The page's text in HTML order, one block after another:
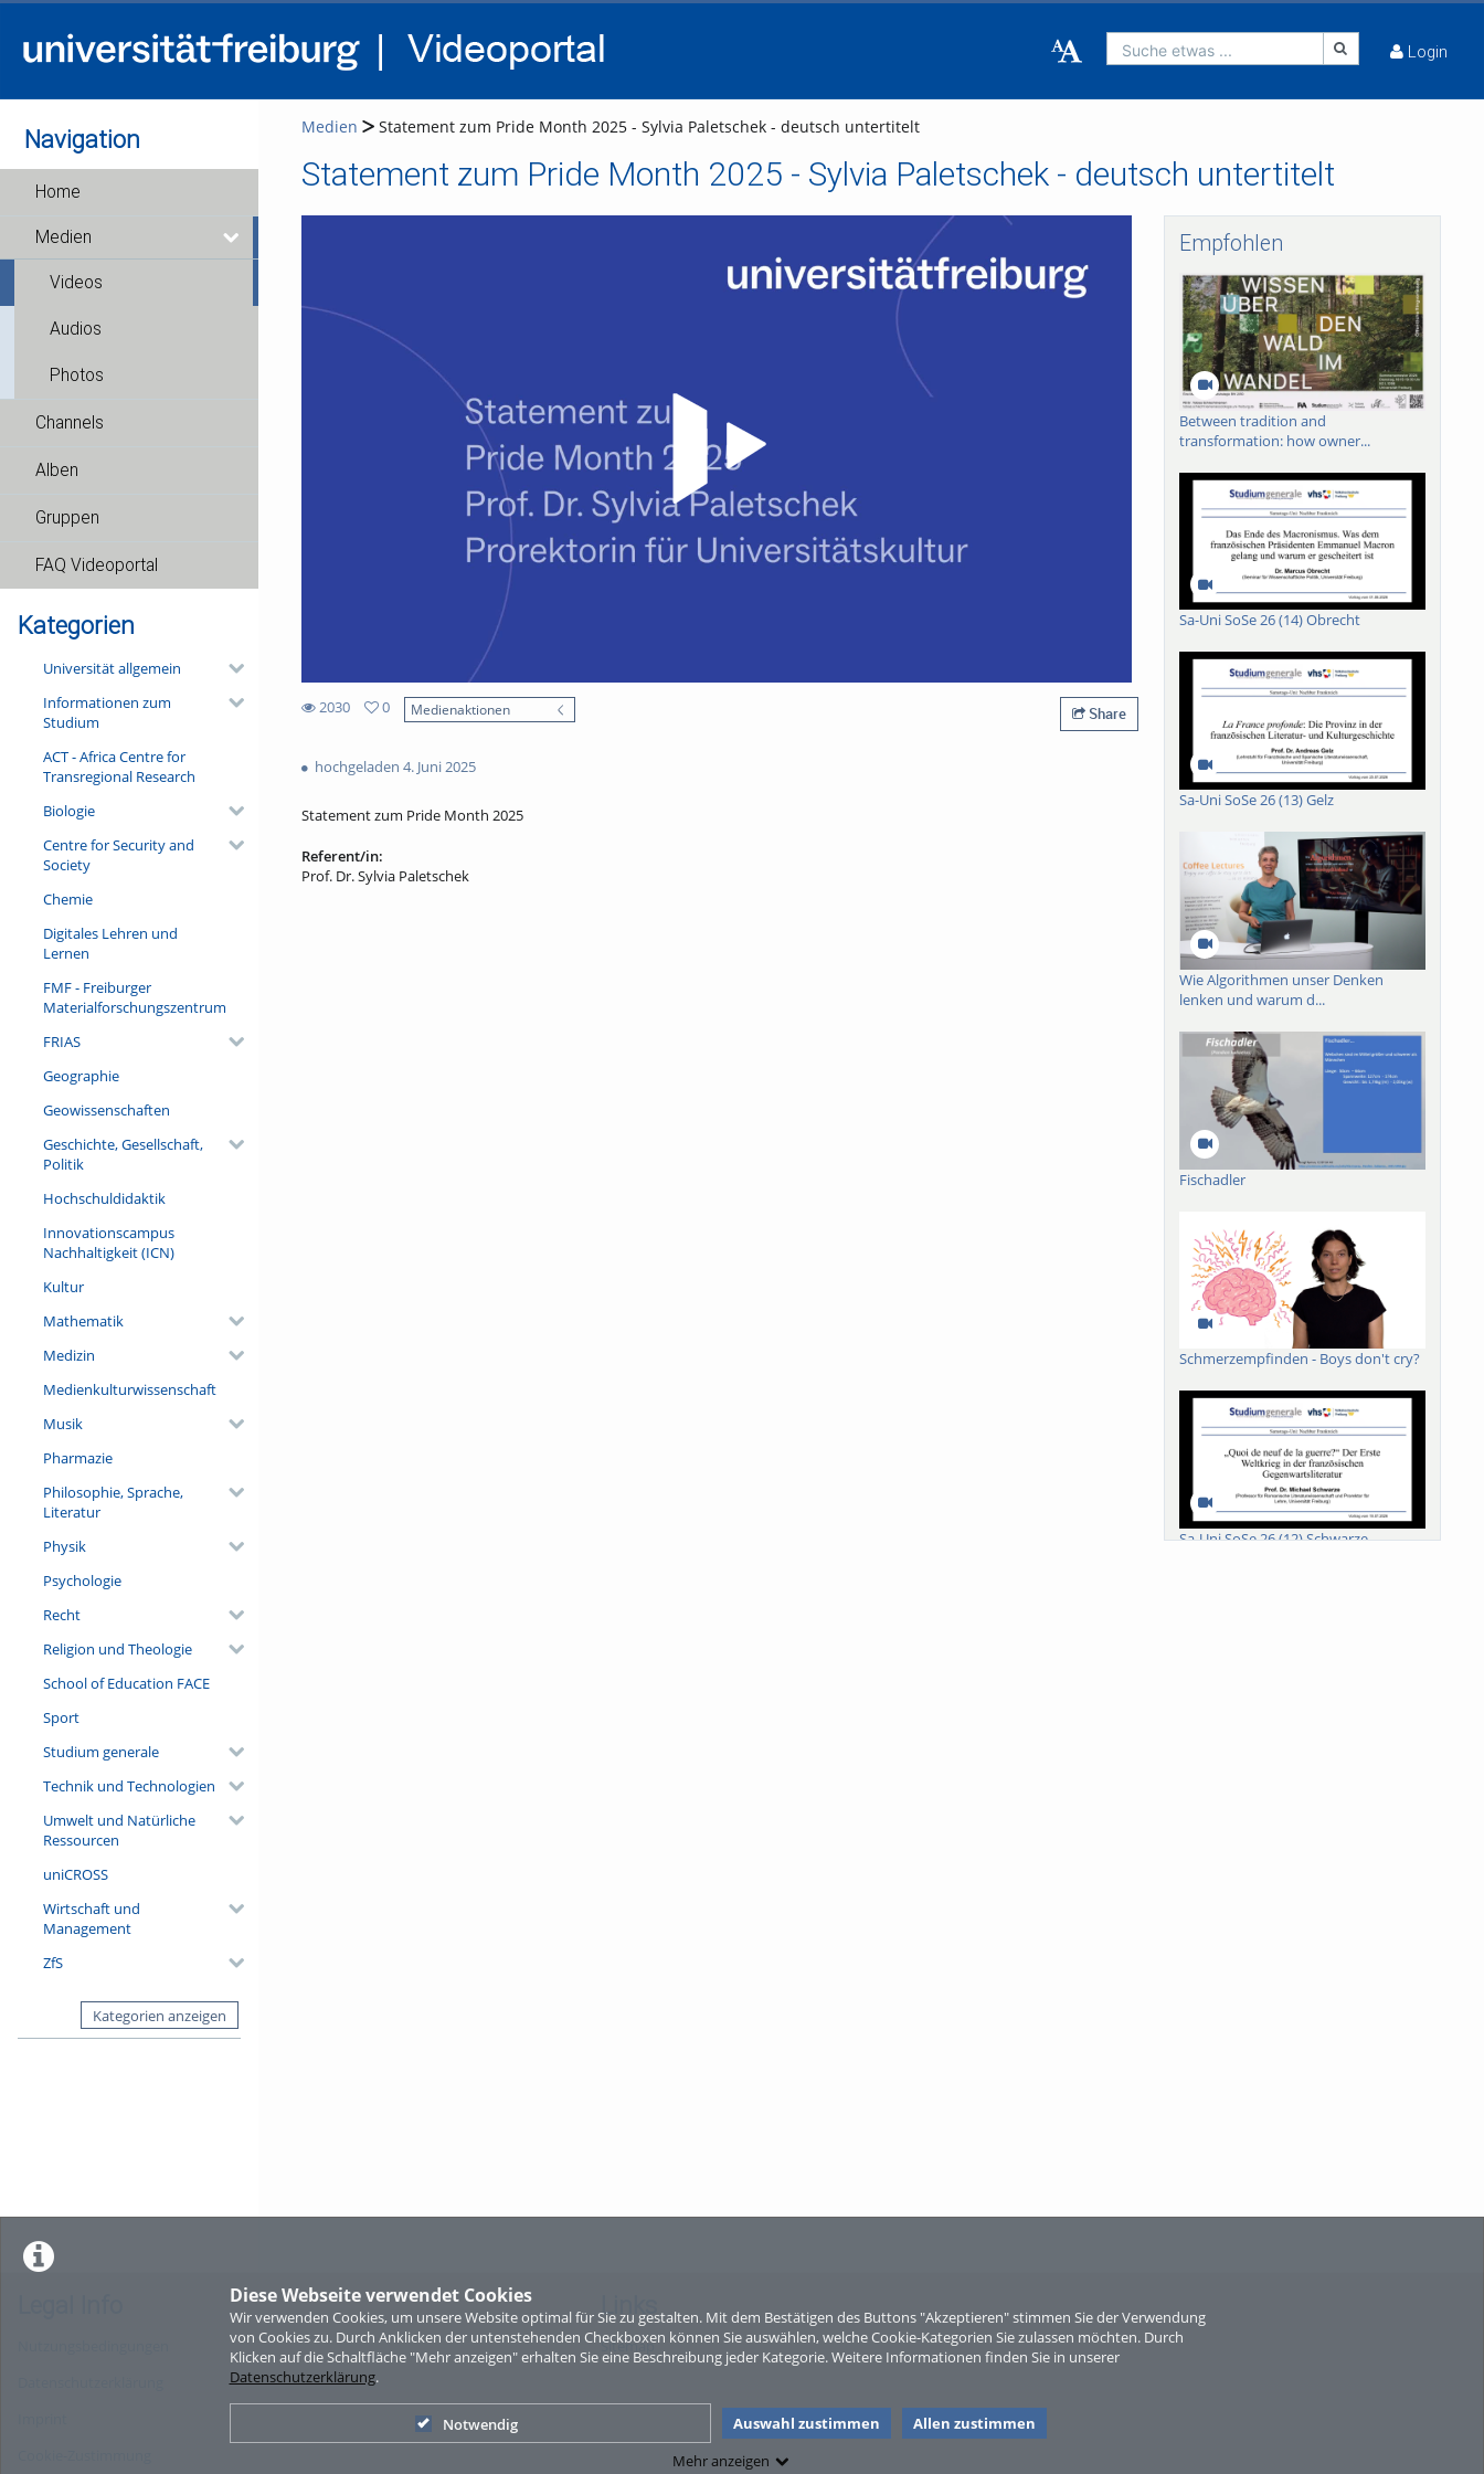
Diese Webseite verwendet Cookies
Wir verwenden Cookies, um unsere Website optimal für Sie zu gestalten. Mit dem Bestätigen des Buttons "Akzeptieren" stimmen Sie der Verwendung
von Cookies zu. Durch Anklicken der untenstehenden Checkboxen können Sie auswählen, welche Cookie-Kategorien Sie zulassen möchten. Durch
Klicken auf die Schaltfläche "Mehr anzeigen" erhalten Sie eine Beschreibung jeder Kategorie. Weitere Informationen finden Sie in unserer
Datenschutzerklärung.
Notwendig Auswahl zustimmen
Allen zustimmen
Mehr anzeigen
Suche etwas ... Login
Navigation
Home
Medien
Videos
Audios
Photos
Channels
Alben
Gruppen
FAQ Videoportal
Kategorien
Universität allgemein
Informationen zum
Studium
ACT - Africa Centre for
Transregional Research
Biologie
Centre for Security and
Society
Chemie
Digitales Lehren und
Lernen
FMF - Freiburger
Materialforschungszentrum
FRIAS
Geographie
Geowissenschaften
Geschichte, Gesellschaft,
Politik
Hochschuldidaktik
Innovationscampus
Nachhaltigkeit (ICN)
Kultur
Mathematik
Medizin
Medienkulturwissenschaft
Musik
Pharmazie
Philosophie, Sprache,
Literatur
Physik
Psychologie
Recht
Religion und Theologie
School of Education FACE
Sport
Studium generale
Technik und Technologien
Umwelt und Natürliche
Ressourcen
uniCROSS
Wirtschaft und
Management
ZfS
Kategorien anzeigen
Medien Statement zum Pride Month 2025 - Sylvia Paletschek - deutsch untertitelt
Statement zum Pride Month 2025 - Sylvia Paletschek - deutsch untertitelt
2030
views
0
Medienaktionen Share
hochgeladen 4. Juni 2025
Statement zum Pride Month 2025
Referent/in:
Prof. Dr. Sylvia Paletschek
Empfohlen
Between tradition and
transformation: how owner...
Sa-Uni SoSe 26 (14) Obrecht
Sa-Uni SoSe 26 (13) Gelz
Wie Algorithmen unser Denken
lenken und warum d...
Fischadler
Schmerzempfinden - Boys don't cry?
Sa-Uni SoSe 26 (12) Schwarze
Sperber
Links
Sitemap